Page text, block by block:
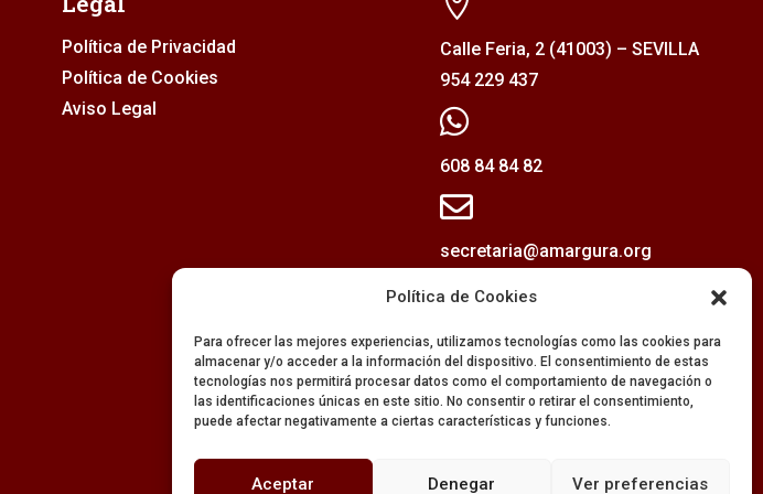
Política de Cookies
Para ofrecer las mejores experiencias, utilizamos tecnologías como las cookies para
almacenar y/o acceder a la información del dispositivo. El consentimiento de estas
tecnologías nos permitirá procesar datos como el comportamiento de navegación o
las identificaciones únicas en este sitio. No consentir o retirar el consentimiento,
puede afectar negativamente a ciertas características y funciones.
Aceptar Denegar Ver preferencias
Política de Privacidad
Política de Cookies
Aviso Legal
Calle Feria, 2 (41003) – SEVILLA
954 229 437

608 84 84 82

secretaria@amargura.org